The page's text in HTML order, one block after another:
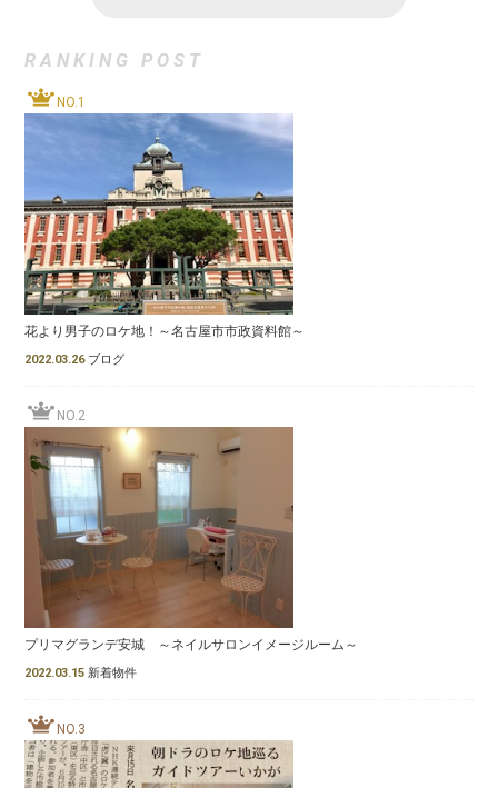
RANKING POST
NO.1
花より男子のロケ地！～名古屋市市政資料館～
2022.03.26 ブログ
NO.2
プリマグランデ安城 ～ネイルサロンイメージルーム～
2022.03.15 新着物件
NO.3